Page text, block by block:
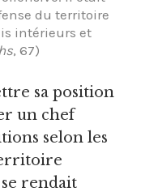
du territoire
intérieurs et
, 67)
sa position
un chef
selon les
rendait